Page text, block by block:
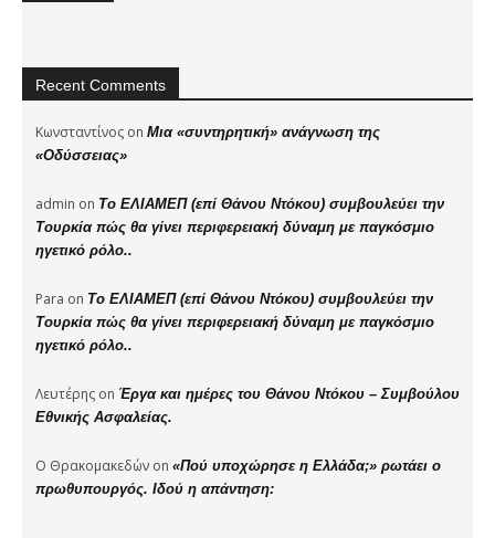
Recent Comments
Κωνσταντίνος on Μια «συντηρητική» ανάγνωση της
«Οδύσσειας»
admin on Το ΕΛΙΑΜΕΠ (επί Θάνου Ντόκου) συμβουλεύει την
Τουρκία πώς θα γίνει περιφερειακή δύναμη με παγκόσμιο
ηγετικό ρόλο..
Para on Το ΕΛΙΑΜΕΠ (επί Θάνου Ντόκου) συμβουλεύει την
Τουρκία πώς θα γίνει περιφερειακή δύναμη με παγκόσμιο
ηγετικό ρόλο..
Λευτέρης on Έργα και ημέρες του Θάνου Ντόκου – Συμβούλου
Εθνικής Ασφαλείας.
Ο Θρακομακεδών on «Πού υποχώρησε η Ελλάδα;» ρωτάει ο
πρωθυπουργός. Ιδού η απάντηση: